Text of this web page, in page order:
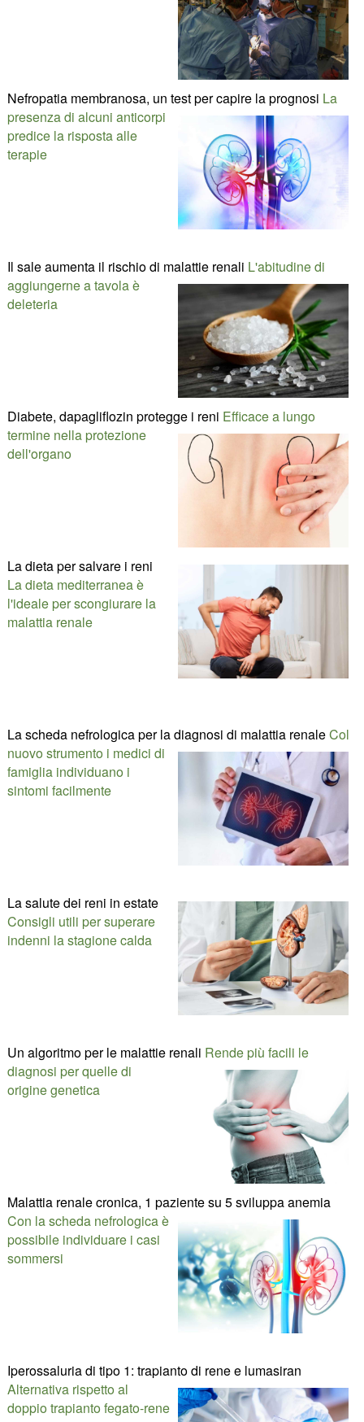
Nefropatia membranosa, un test per capire la prognosi La
presenza di alcuni anticorpi
predice la risposta alle
terapie
Il sale aumenta il rischio di malattie renali L'abitudine di
aggiungerne a tavola è
deleteria
Diabete, dapagliflozin protegge i reni Efficace a lungo
termine nella protezione
dell'organo
La dieta per salvare i reni
La dieta mediterranea è
l'ideale per scongiurare la
malattia renale
La scheda nefrologica per la diagnosi di malattia renaleCol
nuovo strumento i medici di
famiglia individuano i
sintomi facilmente
La salute dei reni in estate
Consigli utili per superare
indenni la stagione calda
Un algoritmo per le malattie renali Rende più facili le
diagnosi per quelle di
origine genetica
Malattia renale cronica, 1 paziente su 5 sviluppa anemia
Con la scheda nefrologica è
possibile individuare i casi
sommersi
Iperossaluria di tipo 1: trapianto di rene e lumasiran
Alternativa rispetto al
doppio trapianto fegato-rene